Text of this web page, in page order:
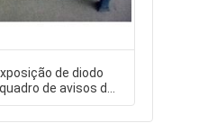
de diodo
de avisos de
a estrada